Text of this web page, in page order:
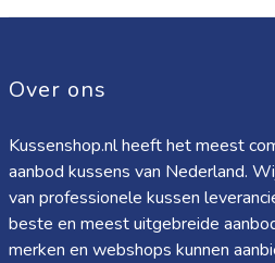
Over ons
Kussenshop.nl heeft het meest
aanbod kussens van Nederland.
van professionele kussen
beste en meest uitgebreide
merken en webshops kunnen